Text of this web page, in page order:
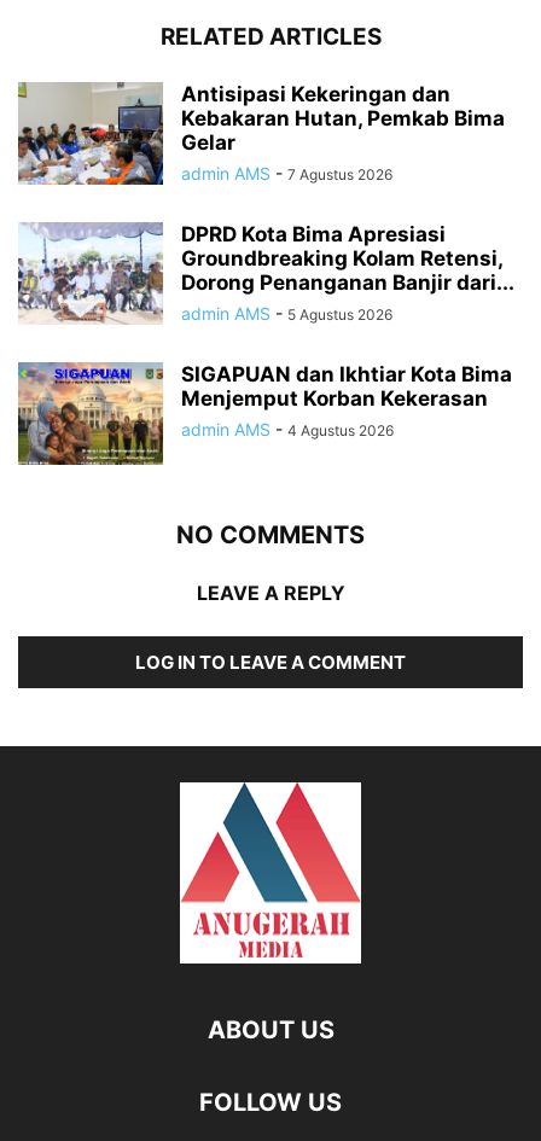
RELATED ARTICLES
Antisipasi Kekeringan dan
Kebakaran Hutan, Pemkab Bima
Gelar
admin AMS - 7 Agustus 2026
DPRD Kota Bima Apresiasi
Groundbreaking Kolam Retensi,
Dorong Penanganan Banjir dari...
admin AMS - 5 Agustus 2026
SIGAPUAN dan Ikhtiar Kota Bima
Menjemput Korban Kekerasan
admin AMS - 4 Agustus 2026
NO COMMENTS
LEAVE A REPLY
LOG IN TO LEAVE A COMMENT
ABOUT US
FOLLOW US